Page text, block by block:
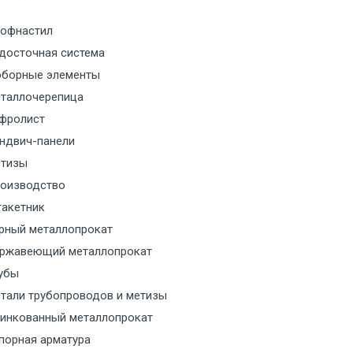
за МКАД
за МКАД
за МКАД
за МКАД
за МКАД
с транспортным
с транспортным
с транспортным
система
элементы
панели
металлопрокат
металлопрокат
трубопроводов и метизы
металлопрокат
арматура